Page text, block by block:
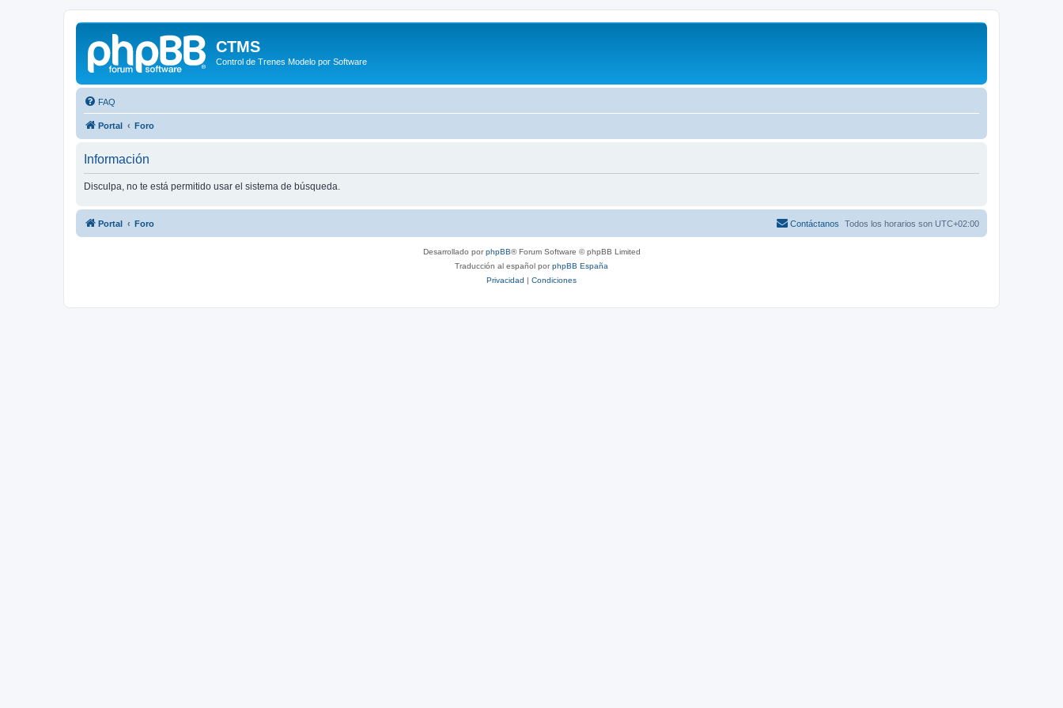
CTMS
Control de Trenes Modelo por Software
FAQ
Portal Foro
Información
Disculpa, no te está permitido usar el sistema de búsqueda.
Portal Foro Todos los horarios son UTC+02:00
Contáctanos
Desarrollado porphpBB® Forum Software © phpBB Limited
Traducción al español porphpBB España
Privacidad | Condiciones